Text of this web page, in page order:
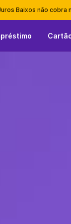
Baixos não